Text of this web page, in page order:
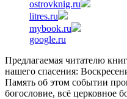
ostrovknig.ru
litres.ru
mybook.ru
google.ru
Предлагаемая читателю
нашего спасения:
Память об этом событии
богословие, всё церковное